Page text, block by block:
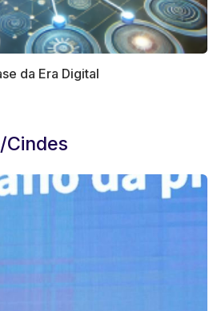
Cindes
da Era Digital